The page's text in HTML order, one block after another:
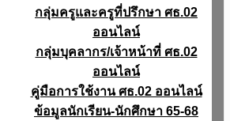
กลุ่มครูและครูที่ปรึกษา ศธ.02
ออนไลน์
กลุ่มบุคลากร/เจ้าหน้าที่ ศธ.02
ออนไลน์
คู่มือการใช้งาน ศธ.02 ออนไลน์
ข้อมูลนักเรียน-นักศึกษา 65-68